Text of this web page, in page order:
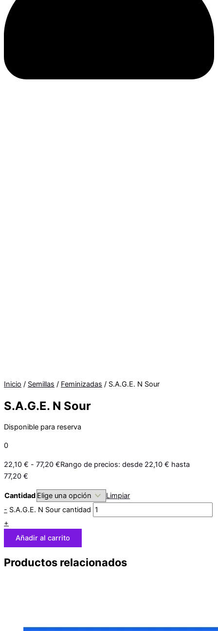
Inicio / Semillas / Feminizadas / S.A.G.E. N Sour
S.A.G.E. N Sour
Disponible para reserva
0
22,10 € - 77,20 €Rango de precios: desde 22,10 € hasta
77,20 €
Cantidad
Limpiar
- S.A.G.E. N Sour cantidad
+
Añadir al carrito
Productos relacionados